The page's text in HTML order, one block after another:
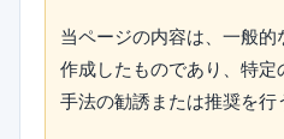
当ページの内容は、一般
作成したものであり、特
手法の勧誘または推奨を行